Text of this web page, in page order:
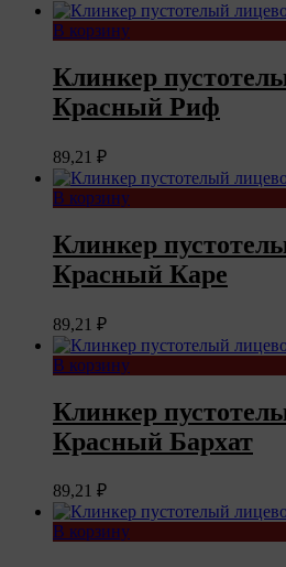
В корзину
Клинкер
Красный Риф
89,21 ₽
В корзину
Клинкер
Красный Каре
89,21 ₽
В корзину
Клинкер
Красный Бархат
89,21 ₽
В корзину